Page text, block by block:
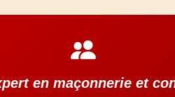
en maçonnerie et